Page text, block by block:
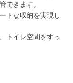
できます。
トな収納を実現し
トイレ空間をすっ